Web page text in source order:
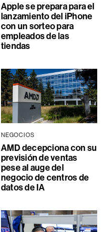
Apple se prepara para el
lanzamiento del iPhone
con un sorteo para
empleados de las
tiendas
NEGOCIOS
AMD decepciona con su
previsión de ventas
pese al auge del
negocio de centros de
datos de IA